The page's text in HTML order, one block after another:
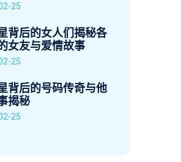
25
背后的女人们揭秘各
女友与爱情故事
25
背后的号码传奇与他
揭秘
25